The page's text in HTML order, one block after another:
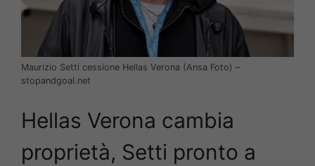
Maurizio Setti cessione Hellas Verona (Ansa Foto) –
stopandgoal.net
Hellas Verona cambia
proprietà, Setti pronto a